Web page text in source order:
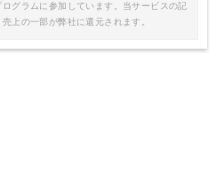
グラムに参加しています。当サービスの記
上の一部が弊社に還元されます。